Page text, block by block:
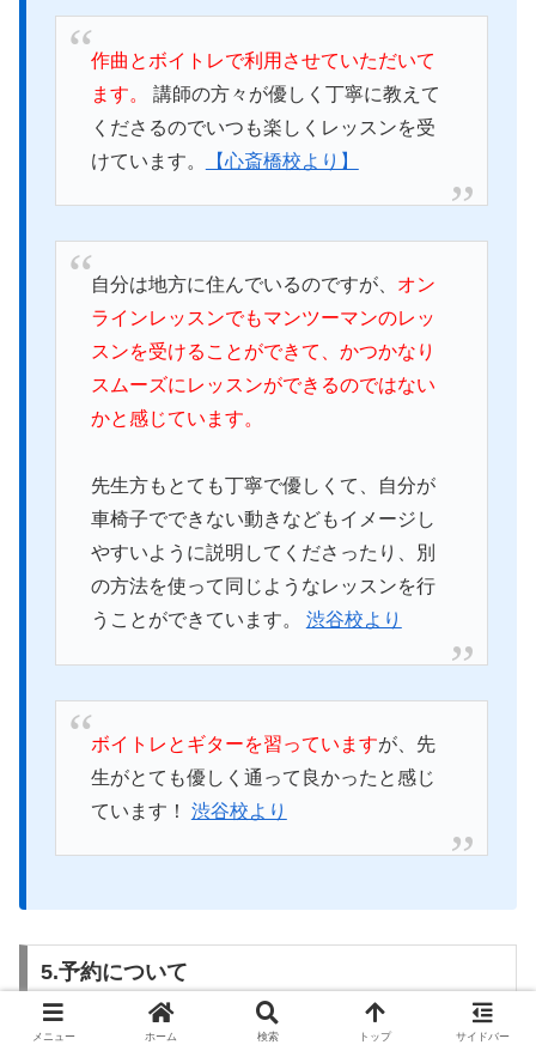
作曲とボイトレで利用させていただいて
ます。
講師の方々が優しく丁寧に教えて
くださるのでいつも楽しくレッスンを受
けています。
【心斎橋校より】
自分は地方に住んでいるのですが、 オン
ラインレッスンでもマンツーマンのレッ
スンを受けることができて、かつかなり
スムーズにレッスンができるのではない
かと感じています。
先生方もとても丁寧で優しくて、自分が
車椅子でできない動きなどもイメージし
やすいように説明してくださったり、別
の方法を使って同じようなレッスンを行
うことができています。 渋谷校より
ボイトレとギターを習っていますが、先
生がとても優しく通って良かったと感じ
ています！ 渋谷校より
5.予約について
メニュー ホーム 検索 トップ サイドバー